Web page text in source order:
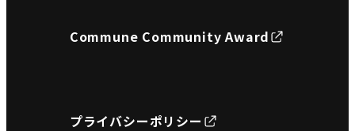
Commune Community Award
プライバシーポリシー